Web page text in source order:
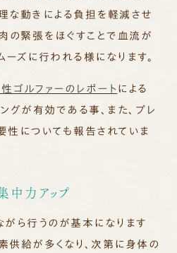
な動きによる負担を軽減させ
の緊張をほぐすことで血流が
ズに行われる様になります。
ゴルファーのレポート による
グが有効である事、また、プレ
性についても報告されていま
中力アップ
がら行うのが基本になります
供給が多くなり、次第に身体の